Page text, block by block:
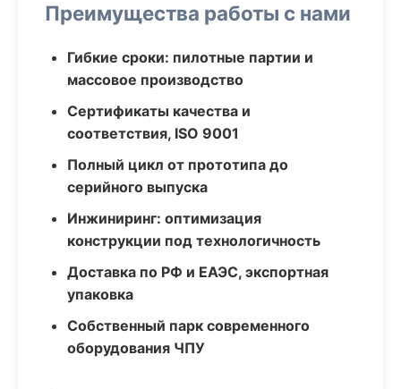
Преимущества работы с нами
Гибкие сроки: пилотные партии и
массовое производство
Сертификаты качества и
соответствия, ISO 9001
Полный цикл от прототипа до
серийного выпуска
Инжиниринг: оптимизация
конструкции под технологичность
Доставка по РФ и ЕАЭС, экспортная
упаковка
Собственный парк современного
оборудования ЧПУ